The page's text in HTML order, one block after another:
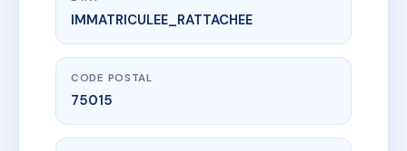
www.vme.plus/AC6675920
SDC 151 BIS RUE DE LOURMEL*
151b Rue de Lourmel
IMMATRICULEE_RATTACHEE
CODE POSTAL
75015